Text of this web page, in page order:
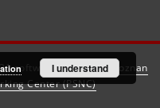
software created by
Poznan
Center (PSNC)
I understand